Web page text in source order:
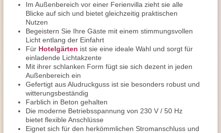
Im Außenbereich vor einer Ferienvilla zieht sie alle
Blicke auf sich und bietet gleichzeitig praktischen
Nutzen
Begeistern Sie Ihre Gäste mit einem stimmungsvollen
Licht entlang der Einfahrt
Für Hotelgärten ist sie eine ideale Wahl und sorgt für
einladende Lichtakzente
Mit ihrer schlanken Form fügt sie sich dezent in jeden
Außenbereich ein
Gefertigt aus Aludruckguss ist sie besonders robust und
witterungsbeständig
Farblich in Beton gehalten
Die moderne Betriebsspannung von 230 V / 50 Hz
bietet flexible Anschlüsse
Eignet sich für den herkömmlichen Stromanschluss und